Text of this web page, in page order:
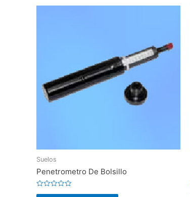
Suelos
Penetrometro De Bolsillo
Rated